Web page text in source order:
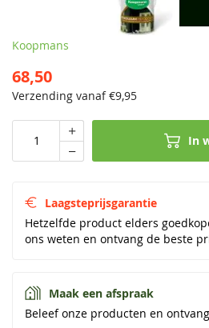
Koopmans
68,50
Verzending vanaf €9,95
In
Laagsteprijsgarantie
Hetzelfde product elders
ons weten en ontvang de beste
Maak een afspraak
Beleef onze producten en